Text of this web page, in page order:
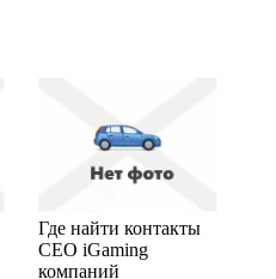
Где найти контакты
CEO iGaming
компаний